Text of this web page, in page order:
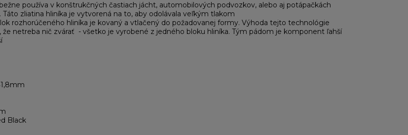
používa v konštrukčných častiach jácht, automobilových podvozkov, alebo aj potápačkách
Táto zliatina hliníka je vytvorená na to, aby odolávala veľkým tlakom
rozhorúčeného hliníka je kovaný a vtlačený do požadovanej formy. Výhoda tejto technológie
že netreba nič zvárať - všetko je vyrobené z jedného bloku hliníka. Tým pádom je komponent ľahší
Black